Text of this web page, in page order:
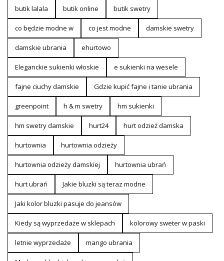
butik lalala butik online butik swetry
co będzie modne w co jest modne damskie swetry
damskie ubrania ehurtowo
Eleganckie sukienki włoskie e sukienki na wesele
fajne ciuchy damskie Gdzie kupić fajne i tanie ubrania
greenpoint h & m swetry hm sukienki
hm swetry damskie hurt24 hurt odzież damska
hurtownia hurtownia odzieży
hurtownia odzieży damskiej hurtownia ubrań
hurt ubrań Jakie bluzki są teraz modne
Jaki kolor bluzki pasuje do jeansów
Kiedy są wyprzedaże w sklepach kolorowy sweter w paski
letnie wyprzedaże mango ubrania